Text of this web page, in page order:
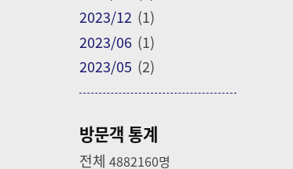
2023/12 (1)
2023/06 (1)
2023/05 (2)
방문객 통계
전체 4882160명